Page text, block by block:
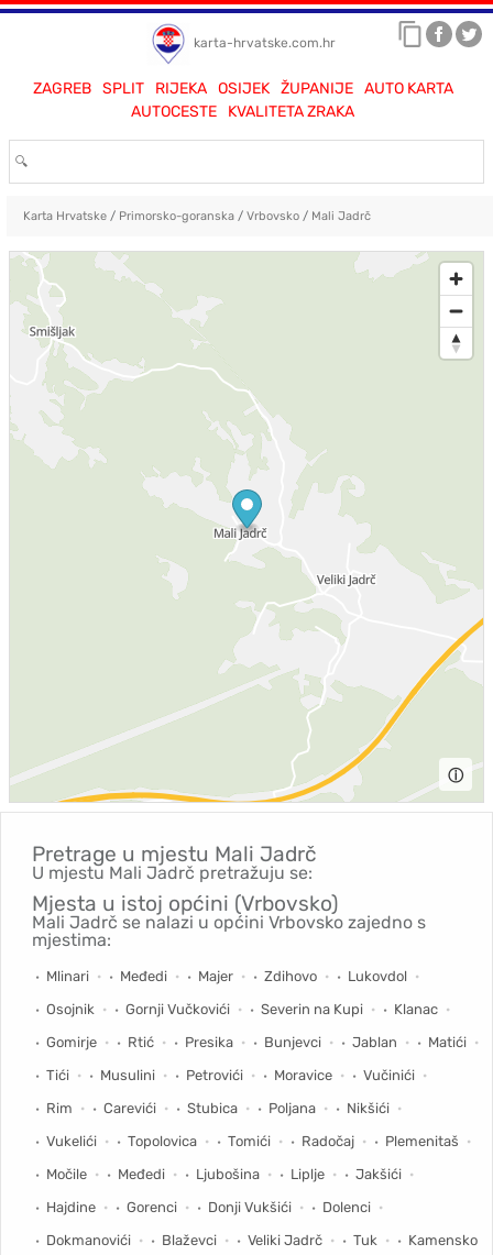
karta-hrvatske.com.hr
ZAGREB SPLIT RIJEKA OSIJEK ŽUPANIJE
AUTO KARTA
AUTOCESTE
KVALITETA ZRAKA
Karta Hrvatske/ Primorsko-goranska/ Vrbovsko/ Mali Jadrč
ⓘ
Pretrage u mjestu Mali Jadrč
U mjestu Mali Jadrč pretražuju se:
Mjesta u istoj općini (Vrbovsko)
Mali Jadrč se nalazi u općini Vrbovsko zajedno s
mjestima:
Mlinari Međedi Majer Zdihovo
Lukovdol
Osojnik
Gornji Vučkovići Severin na Kupi
Klanac
Gomirje
Rtić Presika Bunjevci Jablan
Matići
Tići
Musulini Petrovići Moravice
Vučinići
Rim
Carevići Stubica Poljana
Nikšići
Vukelići
Topolovica Tomići Radočaj
Plemenitaš
Močile
Međedi Ljubošina Liplje
Jakšići
Hajdine
Gorenci Donji Vukšići
Dolenci
Dokmanovići
Blaževci Veliki Jadrč Tuk Kamensko